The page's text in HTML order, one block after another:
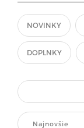
NOVINKY
DOPLNKY
Najnovšie